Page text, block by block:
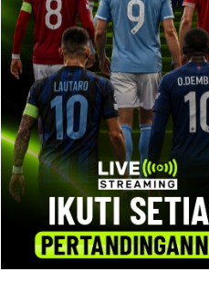
Parlemen: Jalan
Ekspor Garut